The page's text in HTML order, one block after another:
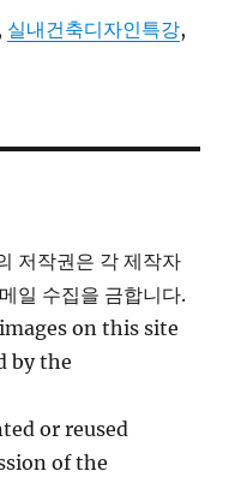
실내건축디자인특강,
저작권은 각 제작자
일 수집을 금합니다.
on this site
by the
or reused
of the